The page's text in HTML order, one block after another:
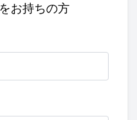
お持ちの方